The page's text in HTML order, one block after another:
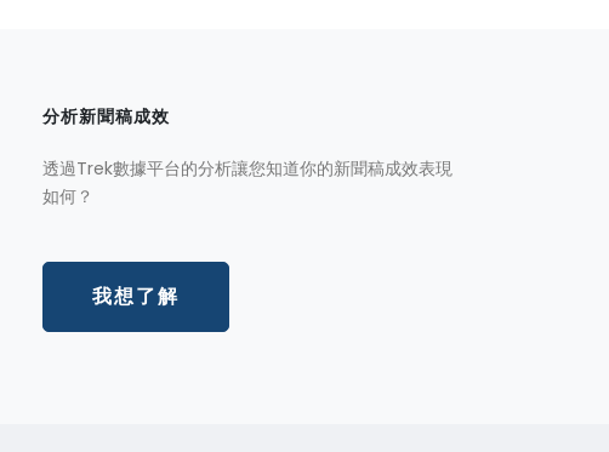
分析新聞稿成效
透過Trek數據平台的分析讓您知道你的新聞稿成效表現
如何？
我想了解